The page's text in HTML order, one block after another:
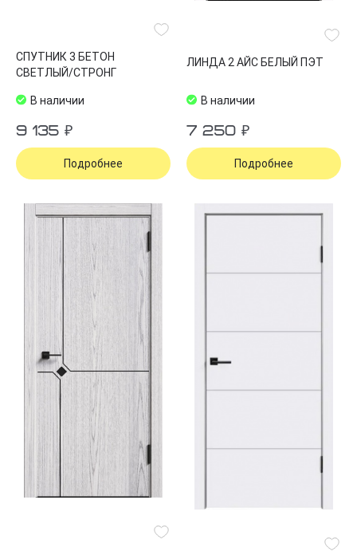
СПУТНИК 3 БЕТОН
СВЕТЛЫЙ/СТРОНГ
В наличии
9 135 ₽
Подробнее
ЛИНДА 2 АЙС БЕЛЫЙ ПЭТ
В наличии
7 250 ₽
Подробнее